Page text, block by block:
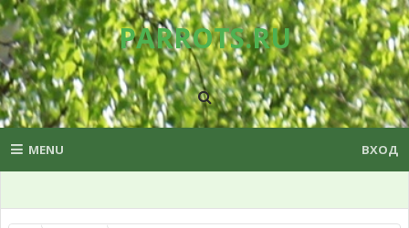
PARROTS.RU
MENU ВХОД